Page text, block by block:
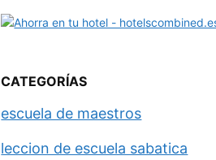
CATEGORÍAS
escuela de maestros
leccion de escuela sabatica